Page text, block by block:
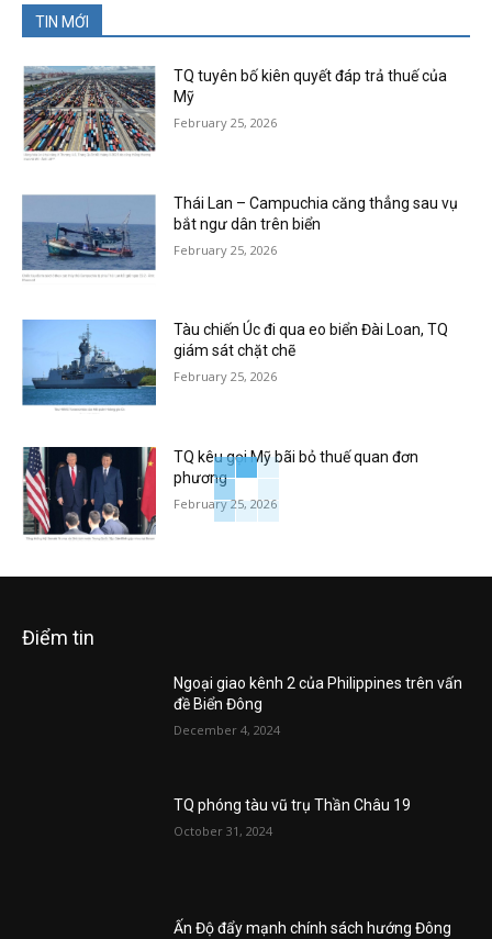
TIN MỚI
TQ tuyên bố kiên quyết đáp trả thuế của
Mỹ
February 25, 2026
Thái Lan – Campuchia căng thẳng sau vụ
bắt ngư dân trên biển
February 25, 2026
Tàu chiến Úc đi qua eo biển Đài Loan, TQ
giám sát chặt chẽ
February 25, 2026
TQ kêu gọi Mỹ bãi bỏ thuế quan đơn
phương
February 25, 2026
Điểm tin
Ngoại giao kênh 2 của Philippines trên vấn
đề Biển Đông
December 4, 2024
TQ phóng tàu vũ trụ Thần Châu 19
October 31, 2024
Ấn Độ đẩy mạnh chính sách hướng Đông